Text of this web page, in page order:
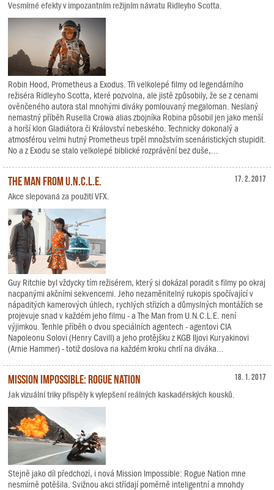
Vesmírné efekty v impozantním režijním návratu Ridleyho Scotta.
Robin Hood, Prometheus a Exodus. Tři velkolepé filmy od legendárního
režiséra Ridleyho Scotta, které pozvolna, ale jistě způsobily, že se z cenami
ověnčeného autora stal mnohými diváky pomlouvaný megaloman. Neslaný
nemastný příběh Rusella Crowa alias zbojníka Robina působil jen jako menší
a horší klon Gladiátora či Království nebeského. Technicky dokonalý a
atmosférou velmi hutný Prometheus trpěl množstvím scenáristických stupidit.
No a z Exodu se stalo velkolepé biblické rozprávění bez duše,...
17. 2. 2017
The Man from U.N.C.L.E.
Akce slepovaná za použití VFX.
Guy Ritchie byl vždycky tím režisérem, který si dokázal poradit s filmy po okraj
nacpanými akčními sekvencemi. Jeho nezaměnitelný rukopis spočívající v
nápaditých kamerových úhlech, rychlých střizích a důmyslných montážích se
projevuje snad v každém jeho filmu - a The Man from U.N.C.L.E. není
výjimkou. Tenhle příběh o dvou speciálních agentech - agentovi CIA
Napoleonu Solovi (Henry Cavill) a jeho protějšku z KGB Iljovi Kuryakinovi
(Arnie Hammer) - totiž doslova na každém kroku chrlí na diváka...
18. 1. 2017
Mission Impossible: Rogue Nation
Jak vizuální triky přispěly k vylepšení reálných kaskadérských kousků.
Stejně jako díl předchozí, i nová Mission Impossible: Rogue Nation mne
nesmírně potěšila. Svižnou akci střídají poměrně inteligentní a mnohdy